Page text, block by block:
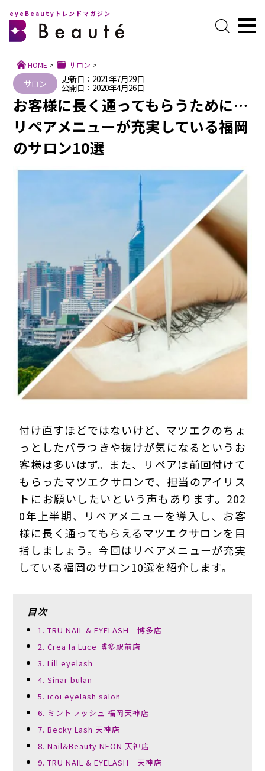
プライバシーポリシー
eyeBeautyトレンドマガジン
HOME > サロン >
サロン 更新日：2021年7月29日
公開日：2020年4月26日
お客様に長く通ってもらうために…
リペアメニューが充実している福岡
のサロン10選
付け直すほどではないけど、マツエクのちょ
っとしたバラつきや抜けが気になるというお
客様は多いはず。また、リペアは前回付けて
もらったマツエクサロンで、担当のアイリス
トにお願いしたいという声もあります。202
0年上半期、リペアメニューを導入し、お客
様に長く通ってもらえるマツエクサロンを目
指しましょう。今回はリペアメニューが充実
している福岡のサロン10選を紹介します。
目次
1. TRU NAIL & EYELASH 博多店
2. Crea la Luce 博多駅前店
3. Lill eyelash
4. Sinar bulan
5. icoi eyelash salon
6. ミントラッシュ 福岡天神店
7. Becky Lash 天神店
8. Nail&Beauty NEON 天神店
9. TRU NAIL & EYELASH 天神店